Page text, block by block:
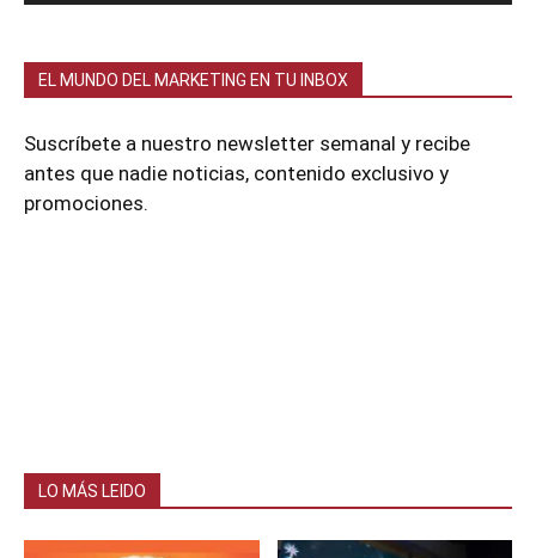
EL MUNDO DEL MARKETING EN TU INBOX
Suscríbete a nuestro newsletter semanal y recibe
antes que nadie noticias, contenido exclusivo y
promociones.
LO MÁS LEIDO